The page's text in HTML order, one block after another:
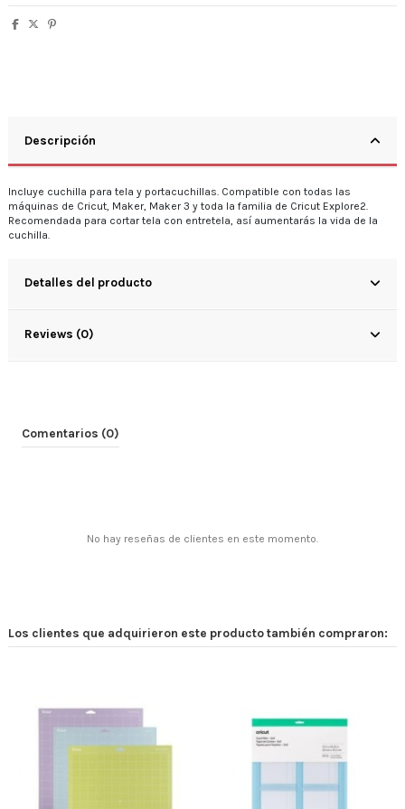
Descripción
Incluye cuchilla para tela y portacuchillas. Compatible con todas las
máquinas de Cricut, Maker, Maker 3 y toda la familia de Cricut Explore2.
Recomendada para cortar tela con entretela, así aumentarás la vida de la
cuchilla.
Detalles del producto
Reviews (0)
Comentarios (0)
No hay reseñas de clientes en este momento.
Los clientes que adquirieron este producto también compraron: